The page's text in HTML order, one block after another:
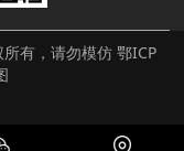
有，请勿模仿鄂ICP